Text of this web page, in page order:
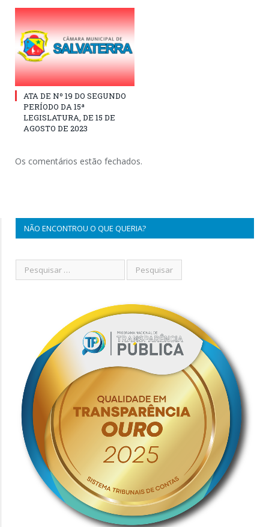
ATA DE Nº 19 DO SEGUNDO
PERÍODO DA 15ª
LEGISLATURA, DE 15 DE
AGOSTO DE 2023
Os comentários estão fechados.
NÃO ENCONTROU O QUE QUERIA?